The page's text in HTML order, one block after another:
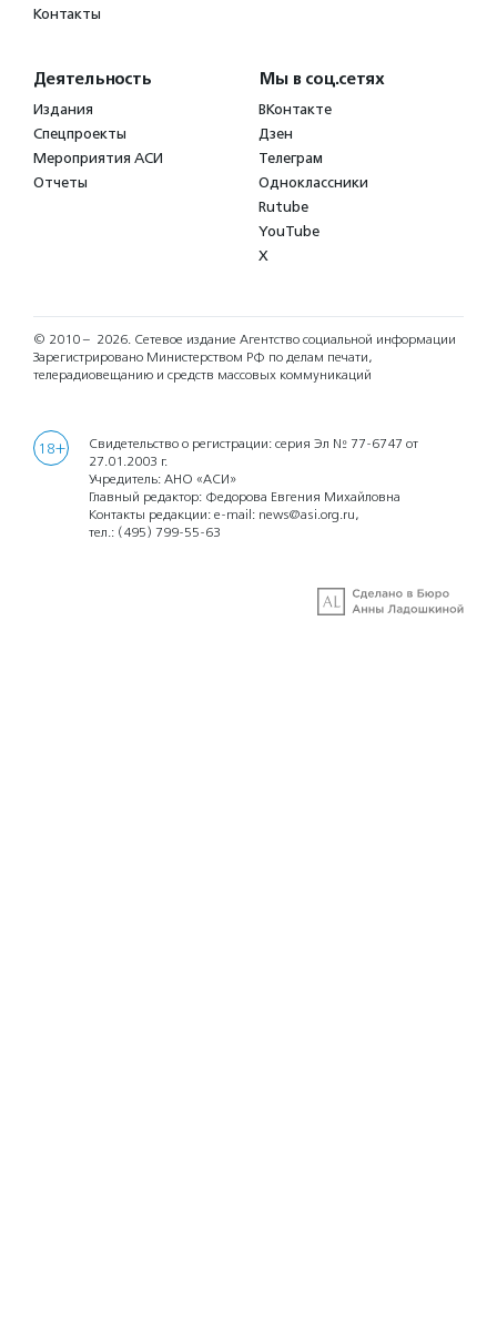
Контакты
Деятельность
Издания
Спецпроекты
Мероприятия АСИ
Отчеты
Мы в соц.сетях
ВКонтакте
Дзен
Телеграм
Одноклассники
Rutube
YouTube
X
© 2010 – 2026. Сетевое издание Агентство социальной информации
Зарегистрировано Министерством РФ по делам печати,
телерадиовещанию и средств массовых коммуникаций
18+
Свидетельство о регистрации: серия Эл № 77-6747 от
27.01.2003 г.
Учредитель: АНО «АСИ»
Главный редактор: Федорова Евгения Михайловна
Контакты редакции: e-mail: news@asi.org.ru,
тел.: (495) 799-55-63